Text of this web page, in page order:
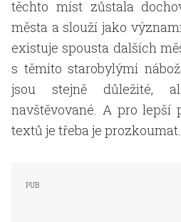
těchto míst zůstala
města a slouží jako
existuje spousta dalších
s těmito starobylými
jsou stejně důležité,
navštěvované. A pro lepší
textů je třeba je prozkoumat.